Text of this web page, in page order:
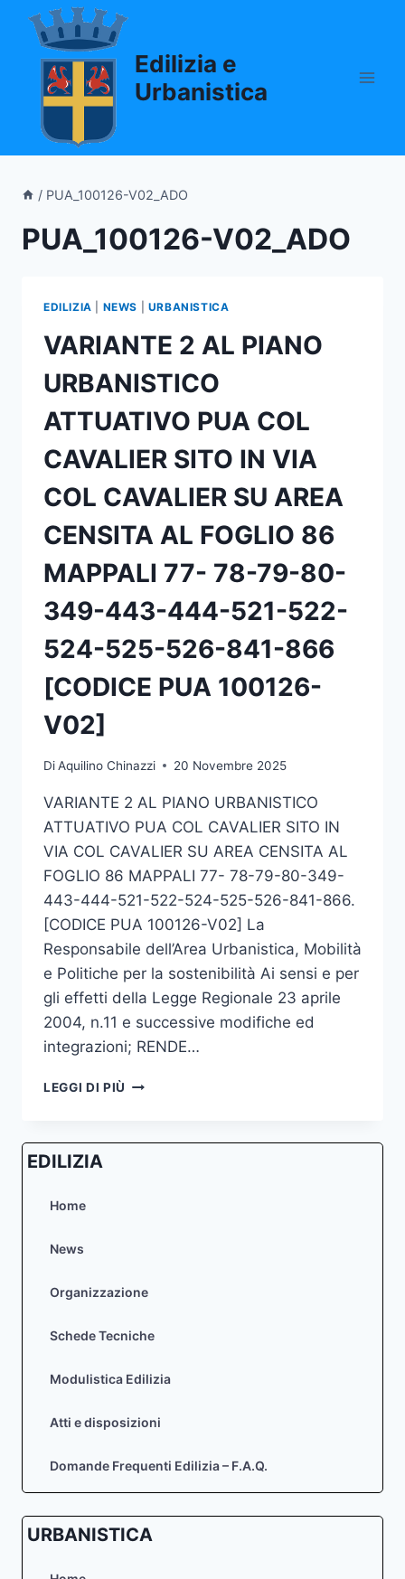
Salta
contenuto
Edilizia e
Urbanistica
/ PUA_100126-V02_ADO
PUA_100126-V02_ADO
EDILIZIA NEWS URBANISTICA
VARIANTE 2 AL PIANO
URBANISTICO
ATTUATIVO PUA COL
CAVALIER SITO IN VIA
COL CAVALIER SU AREA
CENSITA AL FOGLIO 86
MAPPALI 77- 78-79-80-
349-443-444-521-522-
524-525-526-841-866
[CODICE PUA 100126-
V02]
DiAquilino Chinazzi 20 Novembre 2025
VARIANTE 2 AL PIANO URBANISTICO
ATTUATIVO PUA COL CAVALIER SITO IN
VIA COL CAVALIER SU AREA CENSITA AL
FOGLIO 86 MAPPALI 77- 78-79-80-349-
443-444-521-522-524-525-526-841-866.
[CODICE PUA 100126-V02] La
Responsabile dell’Area Urbanistica, Mobilità
e Politiche per la sostenibilità Ai sensi e per
gli effetti della Legge Regionale 23 aprile
2004, n.11 e successive modifiche ed
integrazioni; RENDE…
LEGGI DI PIÙ VARIANTE
PIANO
VIA
CAVALIER
CENSITA
FOGLIO
MAPPALI
79-
80-
EDILIZIA
Home
News
Organizzazione
Schede Tecniche
Modulistica Edilizia
Atti e disposizioni
Domande Frequenti Edilizia – F.A.Q.
URBANISTICA